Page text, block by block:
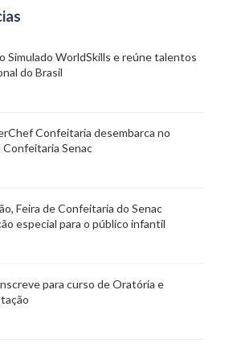
Simulado WorldSkills e reúne talentos
do Brasil
Confeitaria desembarca no
Confeitaria Senac
Feira de Confeitaria do Senac
especial para o público infantil
para curso de Oratória e